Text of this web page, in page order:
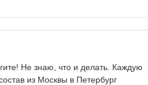
Не знаю, что и делать. Каждую
из Москвы в Петербург